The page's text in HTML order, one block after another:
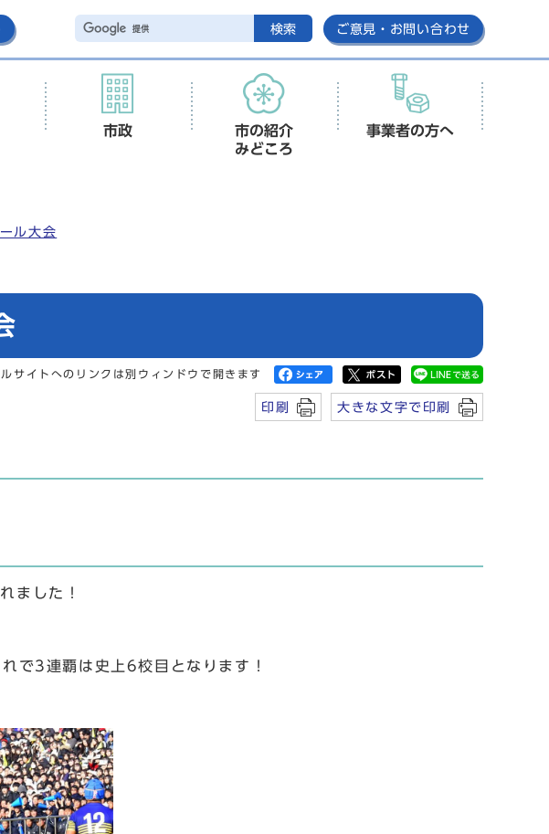
検索 ご意見・お問い合わせ
市政
市の紹介
みどころ
事業者の方へ
ル大会
サイトへのリンクは別ウィンドウで開きます
印刷 大きな文字で印刷
ました！
で3連覇は史上6校目となります！